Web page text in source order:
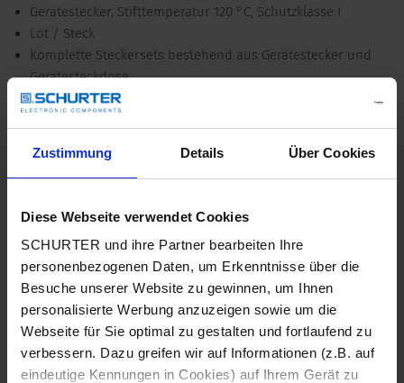
Zustimmung Details Über Cookies
Diese Webseite verwendet Cookies
SCHURTER und ihre Partner bearbeiten Ihre
personenbezogenen Daten, um Erkenntnisse über die
Besuche unserer Website zu gewinnen, um Ihnen
personalisierte Werbung anzuzeigen sowie um die
Webseite für Sie optimal zu gestalten und fortlaufend zu
verbessern. Dazu greifen wir auf Informationen (z.B. auf
eindeutige Kennungen in Cookies) auf Ihrem Gerät zu
Gerätestecker, Stifttemperatur 120 °C, Schutzklasse I
Löt / Steck
Komplette Steckersets bestehend aus Gerätestecker und
Gerätesteckdose
Passende Gerätesteckdose: 4762
Wasserdichter Gerätestecker IP67 / IP69K
Geeignet für Geräte im Einsatz in rauer Umgebung
Ausführungen in Schwarz und Weiss
Detailanfrage zu Typ
Details 4761
Nenndaten IEC 10 A / 250 VAC; 50 Hz